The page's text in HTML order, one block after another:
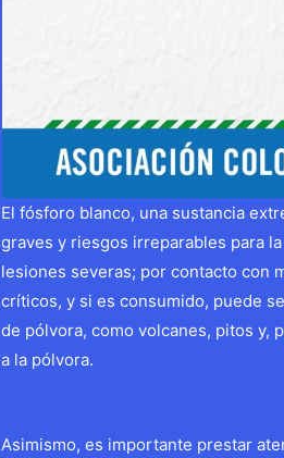
El fósforo blanco, una sustancia
graves y riesgos irreparables para
lesiones severas; por contacto con
críticos, y si es consumido, puede
de pólvora, como volcanes, pitos y,
a la pólvora.
Asimismo, es importante prestar